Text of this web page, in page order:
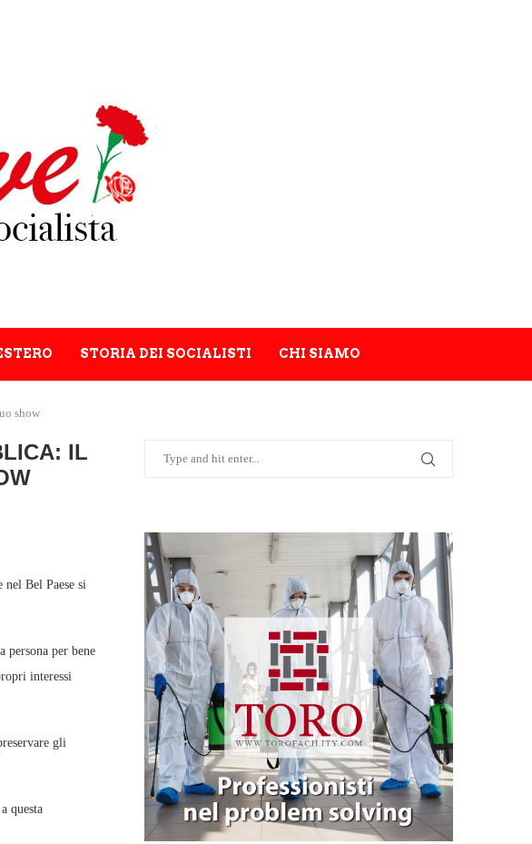
STORIA DEI SOCIALISTI CHI SIAMO
show
IL
nel Bel Paese si
persona per bene
interessi
gli
questa